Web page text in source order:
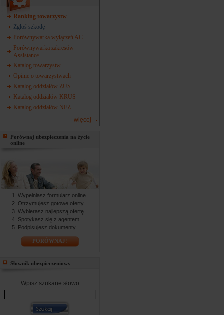
Ranking towarzystw
Zgłoś szkodę
Porównywarka wyłączeń AC
Porównywarka zakresów
Assistance
Katalog towarzystw
Opinie o towarzystwach
Katalog oddziałów ZUS
Katalog oddziałów KRUS
Katalog oddziałów NFZ
więcej
Porównaj ubezpieczenia na życie
online
Wypełniasz formularz online
Otrzymujesz gotowe oferty
Wybierasz najlepszą ofertę
Spotykasz się z agentem
Podpisujesz dokumenty
PORÓWNAJ!
Słownik ubezpieczeniowy
Wpisz szukane słowo